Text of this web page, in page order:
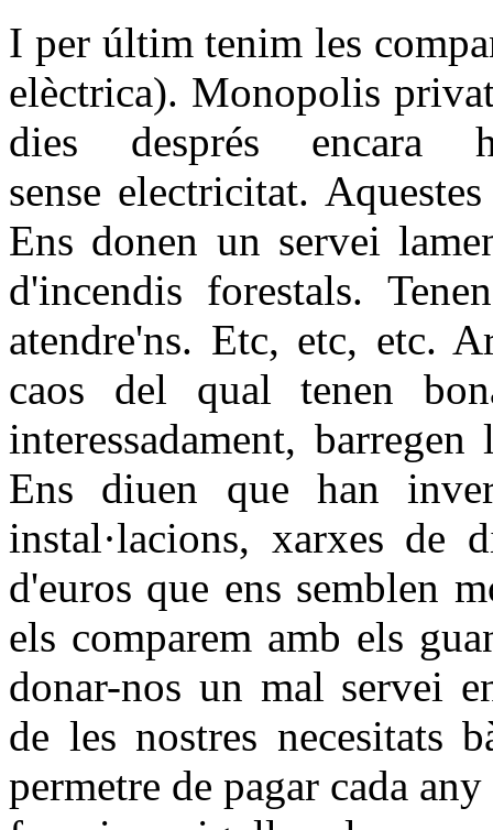
I per últim tenim les
elèctrica). Monopolis
dies després
sense electricitat.
Ens donen un servei
d'incendis forestals.
atendre'ns. Etc, etc, etc.
caos del qual tenen
interessadament,
Ens diuen que han
instal·lacions, xarxes de
d'euros que ens semblen
els comparem amb els
donar-nos un mal servei
de les nostres necesitats
permetre de pagar cada